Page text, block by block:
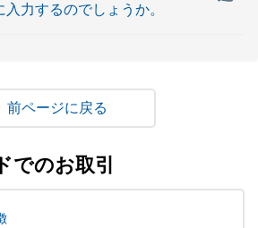
力するのでしょうか。
戻る
でのお取引